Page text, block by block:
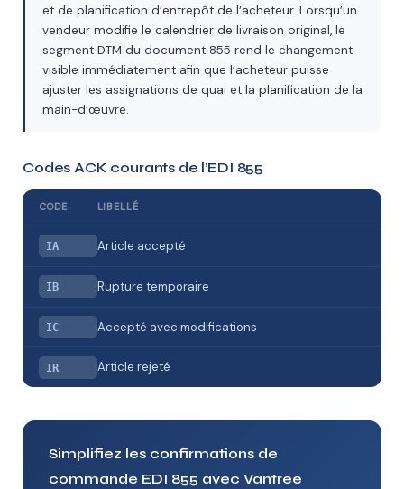
et de planification d’entrepôt de l’acheteur. Lorsqu’un
vendeur modifie le calendrier de livraison original, le
segment DTM du document 855 rend le changement
visible immédiatement afin que l’acheteur puisse
ajuster les assignations de quai et la planification de la
main-d’œuvre.
Codes ACK courants de l’EDI 855
CODE LIBELLÉ
IA Article accepté
IB Rupture temporaire
IC Accepté avec modifications
IR Article rejeté
Simplifiez les confirmations de
commande EDI 855 avec Vantree